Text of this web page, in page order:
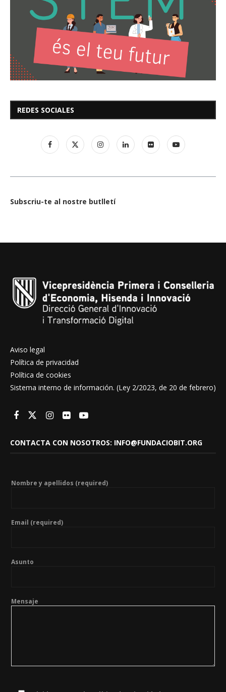
REDES SOCIALES
Subscriu-te al nostre butlletí
Aviso legal
Política de privacidad
Política de cookies
Sistema interno de información. (Ley 2/2023, de 20 de febrero)
CONTACTA CON NOSOTROS: INFO@FUNDACIOBIT.ORG
Nombre y apellidos (required)
Email (required)
Asunto
Mensaje